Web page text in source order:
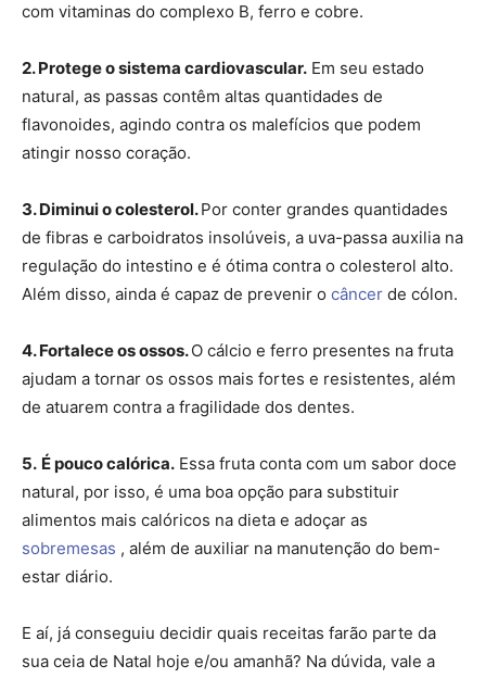
com vitaminas do complexo B, ferro e cobre.
2. Protege o sistema cardiovascular. Em seu estado
natural, as passas contêm altas quantidades de
flavonoides, agindo contra os malefícios que podem
atingir nosso coração.
3. Diminui o colesterol.Por conter grandes quantidades
de fibras e carboidratos insolúveis, a uva-passa auxilia na
regulação do intestino e é ótima contra o colesterol alto.
Além disso, ainda é capaz de prevenir o câncer de cólon.
4. Fortalece os ossos.O cálcio e ferro presentes na fruta
ajudam a tornar os ossos mais fortes e resistentes, além
de atuarem contra a fragilidade dos dentes.
5. É pouco calórica. Essa fruta conta com um sabor doce
natural, por isso, é uma boa opção para substituir
alimentos mais calóricos na dieta e adoçar as
sobremesas , além de auxiliar na manutenção do bem-
estar diário.
E aí, já conseguiu decidir quais receitas farão parte da
sua ceia de Natal hoje e/ou amanhã? Na dúvida, vale a